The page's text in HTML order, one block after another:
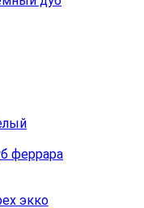
феррара
экко